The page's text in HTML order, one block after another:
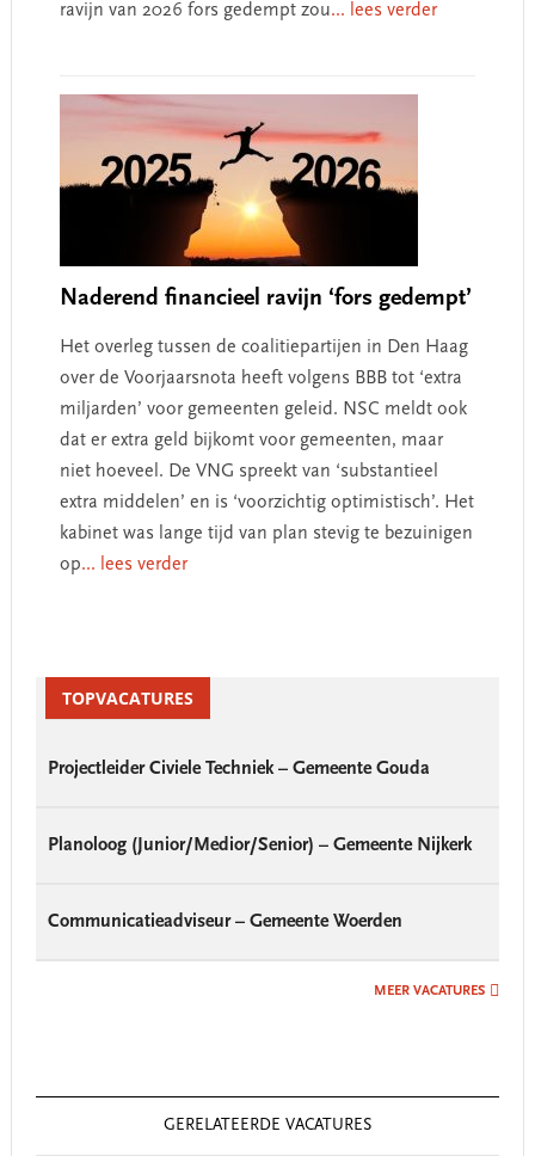
ravijn van 2026 fors gedempt zou... lees verder
Naderend financieel ravijn ‘fors gedempt’
Het overleg tussen de coalitiepartijen in Den Haag
over de Voorjaarsnota heeft volgens BBB tot ‘extra
miljarden’ voor gemeenten geleid. NSC meldt ook
dat er extra geld bijkomt voor gemeenten, maar
niet hoeveel. De VNG spreekt van ‘substantieel
extra middelen’ en is ‘voorzichtig optimistisch’. Het
kabinet was lange tijd van plan stevig te bezuinigen
op... lees verder
SidebarTOPVACATURES
Projectleider Civiele Techniek – Gemeente Gouda
Planoloog (Junior/Medior/Senior) – Gemeente Nijkerk
Communicatieadviseur – Gemeente Woerden
MEER VACATURES
GERELATEERDE VACATURES